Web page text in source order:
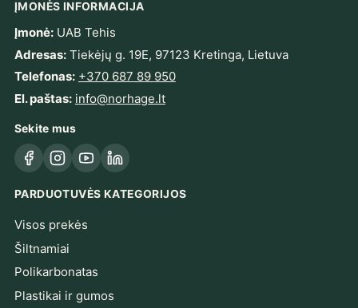
ĮMONĖS INFORMACIJA
Įmonė:UAB Tehis
Adresas:Tiekėjų g. 19E, 97123 Kretinga, Lietuva
Telefonas: +370 687 89 950
El. paštas: info@norhage.lt
Sekite mus
FacebookInstagram
YouTubeLinkedIn
PARDUOTUVĖS KATEGORIJOS
Visos prekės
Šiltnamiai
Polikarbonatas
Plastikai ir gumos